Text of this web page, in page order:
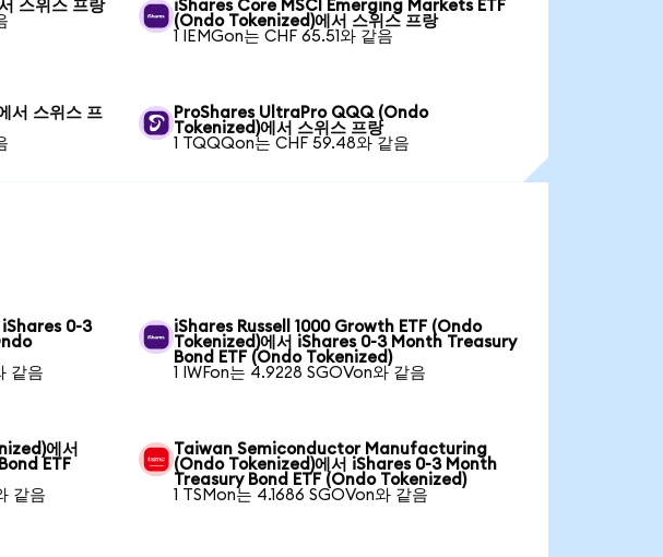
스위스 프랑
iShares Core MSCI Emerging Markets ETF
(Ondo Tokenized)에서 스위스 프랑
1 IEMGon는 CHF 65.51와 같음
서 스위스 프
ProShares UltraPro QQQ (Ondo
Tokenized)에서 스위스 프랑
1 TQQQon는 CHF 59.48와 같음
0-3
같음
iShares Russell 1000 Growth ETF (Ondo
Tokenized)에서 iShares 0-3 Month Treasury
Bond ETF (Ondo Tokenized)
1 IWFon는 4.9228 SGOVon와 같음
에서
ETF
같음
Taiwan Semiconductor Manufacturing
(Ondo Tokenized)에서 iShares 0-3 Month
Treasury Bond ETF (Ondo Tokenized)
1 TSMon는 4.1686 SGOVon와 같음